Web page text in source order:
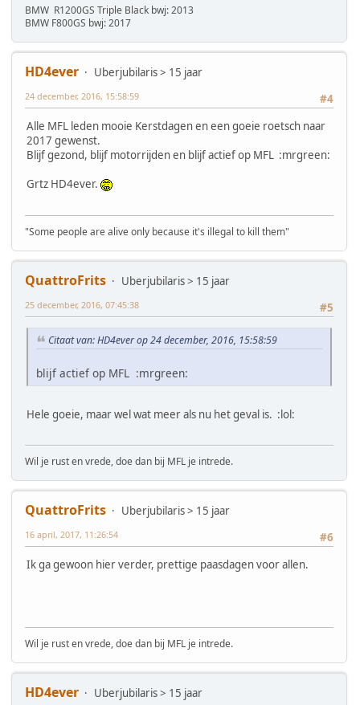
BMW R1200GS Triple Black bwj: 2013
BMW F800GS bwj: 2017
HD4ever
Uberjubilaris > 15 jaar
#4
24 december, 2016, 15:58:59
Alle MFL leden mooie Kerstdagen en een goeie roetsch naar
2017 gewenst.
Blijf gezond, blijf motorrijden en blijf actief op MFL :mrgreen:
Grtz HD4ever.
"Some people are alive only because it's illegal to kill them"
QuattroFrits
Uberjubilaris > 15 jaar
#5
25 december, 2016, 07:45:38
Citaat van: HD4ever op 24 december, 2016, 15:58:59
blijf actief op MFL :mrgreen:
Hele goeie, maar wel wat meer als nu het geval is. :lol:
Wil je rust en vrede, doe dan bij MFL je intrede.
QuattroFrits
Uberjubilaris > 15 jaar
#6
16 april, 2017, 11:26:54
Ik ga gewoon hier verder, prettige paasdagen voor allen.
Wil je rust en vrede, doe dan bij MFL je intrede.
HD4ever
Uberjubilaris > 15 jaar